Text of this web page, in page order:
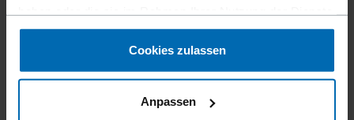
gesammelt haben.
Cookies zulassen
Anpassen
Datenschutzbestimmungen